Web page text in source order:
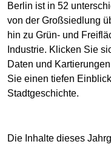
Berlin ist in 52
von der Großsiedlung
hin zu Grün- und
Industrie. Klicken Sie
Daten und
Sie einen tiefen
Stadtgeschichte.
Die Inhalte dieses